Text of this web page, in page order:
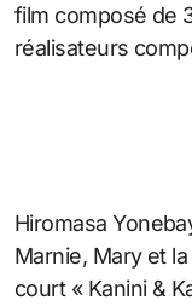
film composé de
réalisateurs
Hiromasa
Marnie, Mary et
court « Kanini &